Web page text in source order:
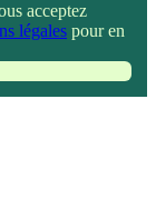
acceptez
légales pour en